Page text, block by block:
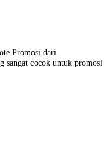
Promosi dari
sangat cocok untuk promosi